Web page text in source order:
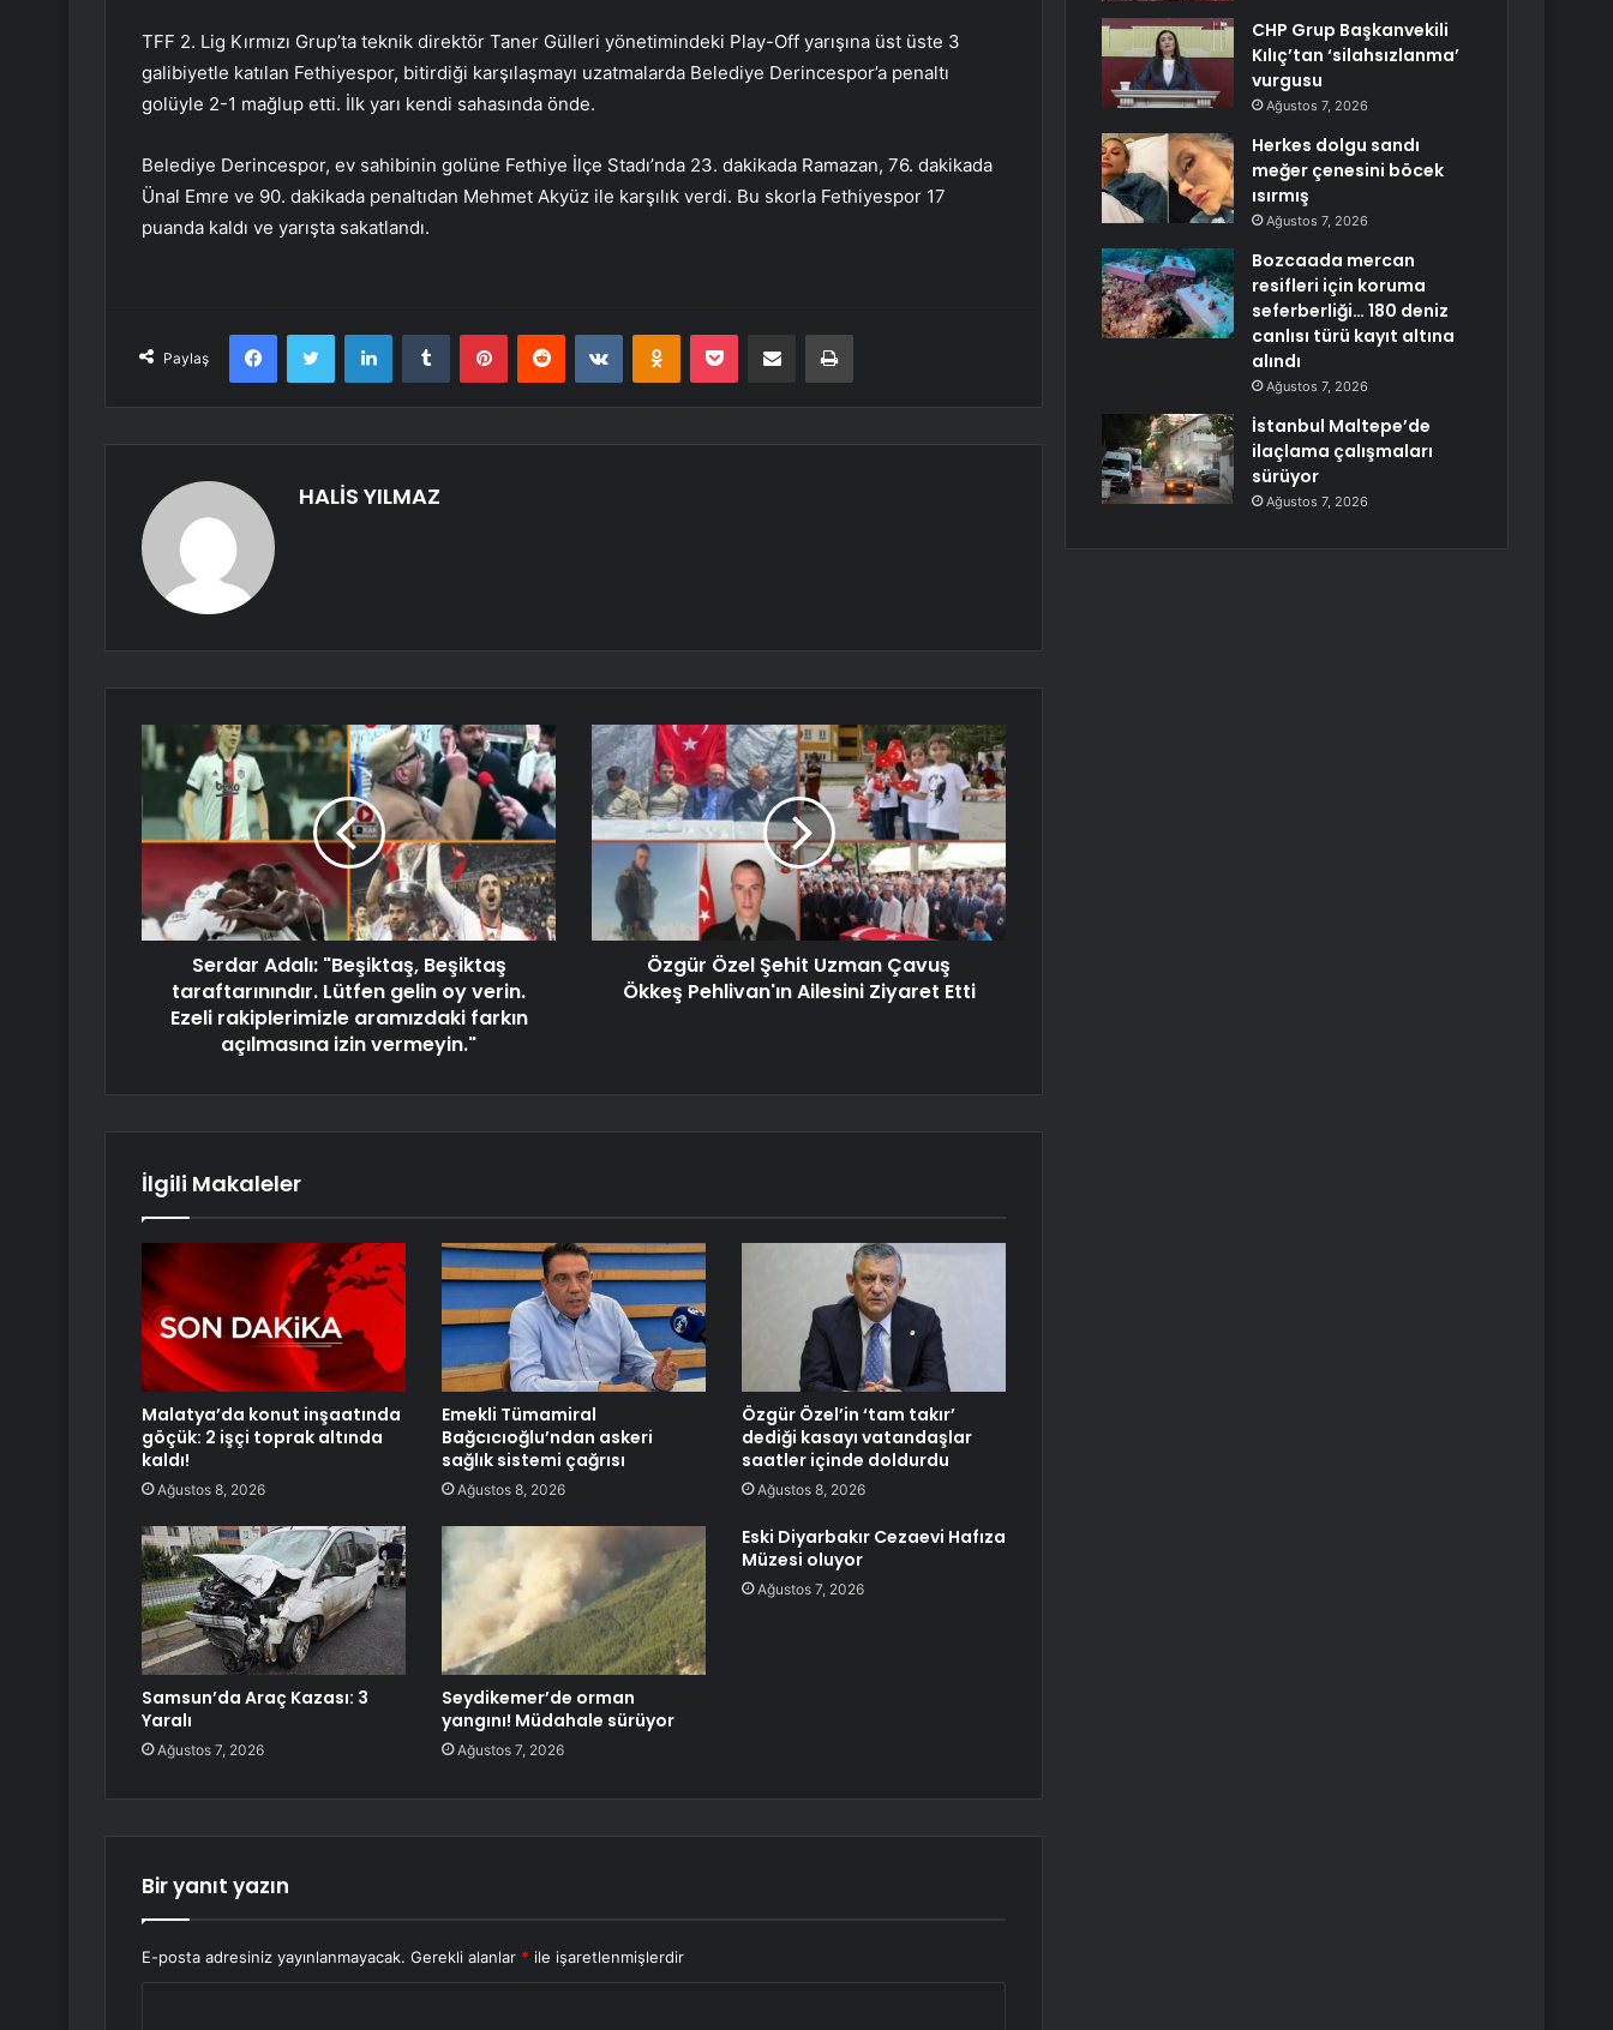
TFF 2. Lig Kırmızı Grup’ta teknik direktör Taner Gülleri yönetimindeki Play-Off yarışına üst üste 3
galibiyetle katılan Fethiyespor, bitirdiği karşılaşmayı uzatmalarda Belediye Derincespor’a penaltı
golüyle 2-1 mağlup etti. İlk yarı kendi sahasında önde.
Belediye Derincespor, ev sahibinin golüne Fethiye İlçe Stadı’nda 23. dakikada Ramazan, 76. dakikada
Ünal Emre ve 90. dakikada penaltıdan Mehmet Akyüz ile karşılık verdi. Bu skorla Fethiyespor 17
puanda kaldı ve yarışta sakatlandı.
Paylaş
FacebookTwitter LinkedInTumblr PinterestReddit VKontakteOdnoklassniki
Pocket E-Posta ile paylaş Yazdır
HALİS YILMAZ
Serdar Adalı: "Beşiktaş, Beşiktaş
taraftarınındır. Lütfen gelin oy verin.
Ezeli rakiplerimizle aramızdaki farkın
açılmasına izin vermeyin."
Özgür Özel Şehit Uzman Çavuş
Ökkeş Pehlivan'ın Ailesini Ziyaret Etti
İlgili Makaleler
Malatya’da konut inşaatında
göçük: 2 işçi toprak altında
kaldı!
Ağustos 8, 2026
Emekli Tümamiral
Bağcıcıoğlu’ndan askeri
sağlık sistemi çağrısı
Ağustos 8, 2026
Özgür Özel’in ‘tam takır’
dediği kasayı vatandaşlar
saatler içinde doldurdu
Ağustos 8, 2026
Samsun’da Araç Kazası: 3
Yaralı
Ağustos 7, 2026
Seydikemer’de orman
yangını! Müdahale sürüyor
Ağustos 7, 2026
Eski Diyarbakır Cezaevi Hafıza
Müzesi oluyor
Ağustos 7, 2026
Bir yanıt yazın
E-posta adresiniz yayınlanmayacak. Gerekli alanlar * ile işaretlenmişlerdir
CHP Grup Başkanvekili
Kılıç’tan ‘silahsızlanma’
vurgusu
Ağustos 7, 2026
Herkes dolgu sandı
meğer çenesini böcek
ısırmış
Ağustos 7, 2026
Bozcaada mercan
resifleri için koruma
seferberliği… 180 deniz
canlısı türü kayıt altına
alındı
Ağustos 7, 2026
İstanbul Maltepe’de
ilaçlama çalışmaları
sürüyor
Ağustos 7, 2026